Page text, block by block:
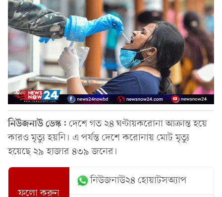
নিউজনাউ ডেস্ক: দেশে গত ২৪ ঘণ্টায়করোনা আক্রান্ত হয়ে
কারও মৃত্যু হয়নি। এ পর্যন্ত দেশে করোনায় মোট মৃত্যু
হয়েছে ২৯ হাজার ৪৩৯ জনের।
ফলো করুন
নিউজনাউ২৪ হোয়াটসঅ্যাপ